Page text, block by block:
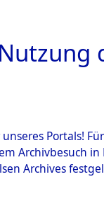
Portals!
Archivbesuch
Archives